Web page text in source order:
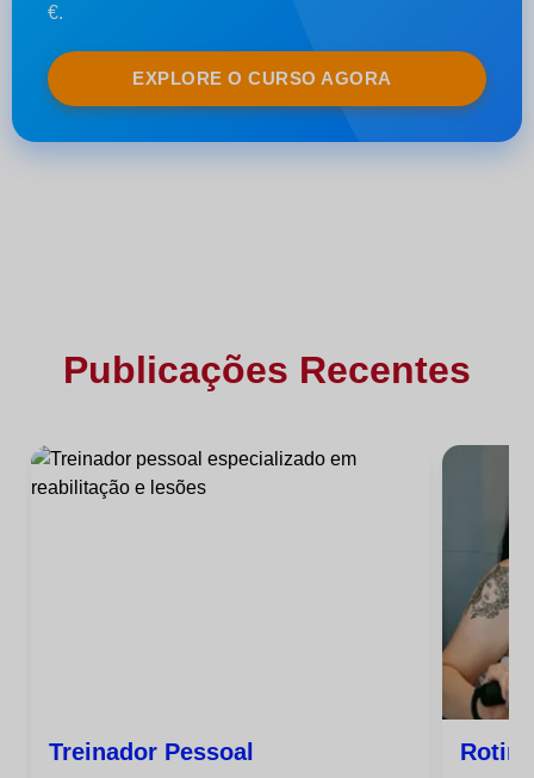
€.
EXPLORE O CURSO AGORA
Publicações Recentes
Treinador Pessoal